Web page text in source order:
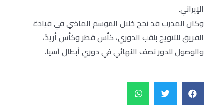
الإيراني.
وكان المدرب قد نجح خلال الموسم الماضي في قيادة
الفريق للتتويج بلقب الدوري، كأس قطر وكأس أريدُ،
والوصول للدور نصف النهائي في دوري أبطال آسيا.